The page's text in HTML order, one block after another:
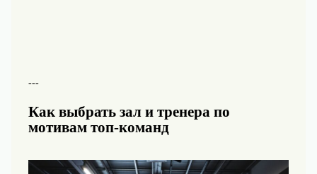
---
Как выбрать зал и тренера по
мотивам топ-команд